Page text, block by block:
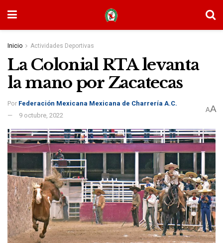
Inicio Actividades Deportivas
La Colonial RTA levanta
la mano por Zacatecas
Por Federación Mexicana Mexicana de Charrería A.C.
9 octubre, 2022
AA